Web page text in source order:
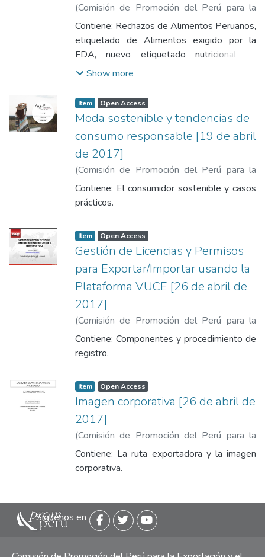
(Comisión de Promoción del Perú para la
Exportación y el Turismo,2017-04-19)
Ibañez, Gonzalo
Contiene: Rechazos de Alimentos Peruanos,
etiquetado de Alimentos exigido por la
FDA, nuevo etiquetado nutricional de
alimentos de la FDA y redefinición de
Show more
Item Open Access
Moda sostenible y tendencias de
consumo responsable [19 de abril
de 2017]
(Comisión de Promoción del Perú para la
Exportación y el Turismo,2017-04-19)
Trujillo, Mirva
Contiene: El consumidor sostenible y casos
prácticos.
Item Open Access
Gestión de Licencias y Permisos
para Exportar/Importar usando la
Plataforma VUCE [26 de abril de
2017]
(Comisión de Promoción del Perú para la
Exportación y el Turismo,2017-04-26)
Callahui Pagan, Katerine
Contiene: Componentes y procedimiento de
registro.
Item Open Access
Imagen corporativa [26 de abril de
2017]
(Comisión de Promoción del Perú para la
Exportación y el Turismo,2017-04-26)
Mariñas Escalante, Fani
Contiene: La ruta exportadora y la imagen
corporativa.
Siguenos en